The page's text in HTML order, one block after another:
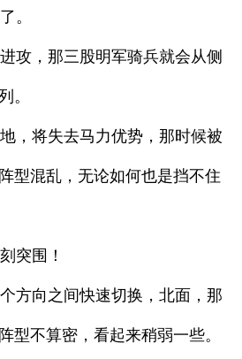
。
攻，那三股明军骑兵就会从侧
。
，将失去马力优势，那时候被
型混乱，无论如何也是挡不住
突围！
方向之间快速切换，北面，那
型不算密，看起来稍弱一些。